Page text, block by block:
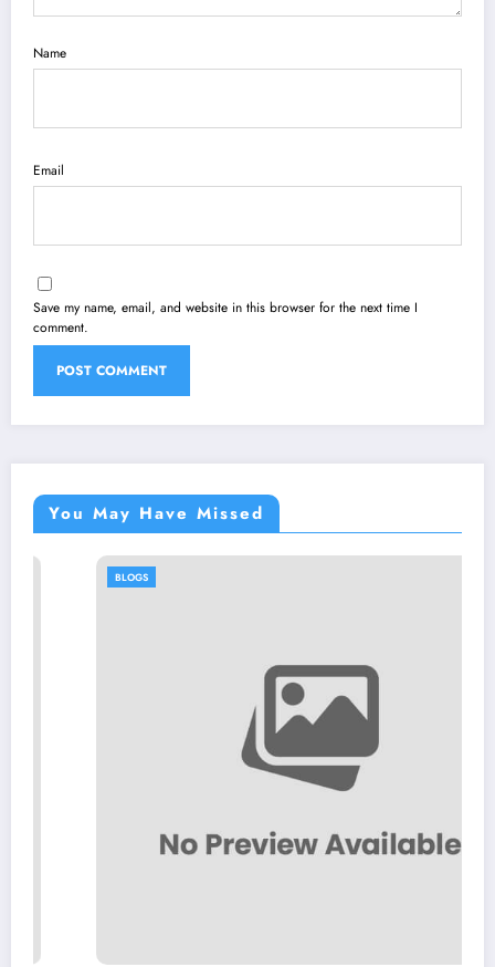
Name
Email
Save my name, email, and website in this browser for the next time I
comment.
You May Have Missed